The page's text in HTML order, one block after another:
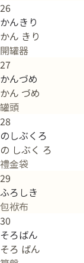
26
かんきり
かん きり
開罐器
27
かんづめ
かん づめ
罐頭
28
のしぶくろ
の しぶく ろ
禮金袋
29
ふろしき
包袱布
30
そろばん
そろ ばん